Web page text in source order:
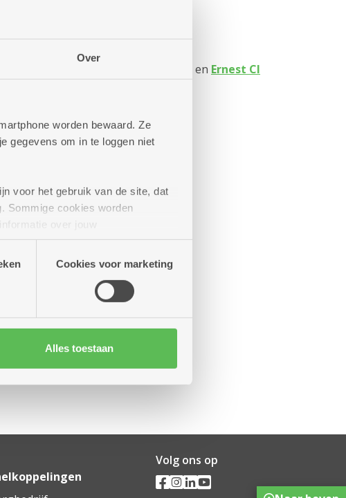
Over
worden bewaard. Ze
gegevens om in te loggen niet
voor het gebruik van de site, dat
Sommige cookies worden
over jouw
partners kunnen deze gegevens
Cookies voor marketing
Alles toestaan
en Ernest Cl
Volg ons op